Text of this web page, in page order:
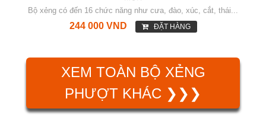
Bộ xẻng có đến 16 chức năng như cưa, đào, xúc, cắt, thái...
244 000 VND ĐẶT HÀNG
XEM TOÀN BỘ XẺNG
PHƯỢT KHÁC ❯❯❯